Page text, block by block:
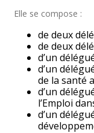
Elle se compose :
de deux
de deux
d’un
d’un
de la santé
d’un
l’Emploi
d’un